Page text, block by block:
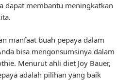
dapat membantu meningkatkan
manfaat buah pepaya dalam
bisa mengonsumsinya dalam
Menurut ahli diet Joy Bauer,
adalah pilihan yang baik